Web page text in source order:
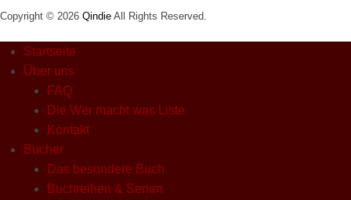
Copyright © 2026 Qindie All Rights Reserved.
Startseite
Über uns
FAQ
Die Wer macht was Liste
Kontakt
Bücher
Das besondere Buch
Buchreihen & Serien